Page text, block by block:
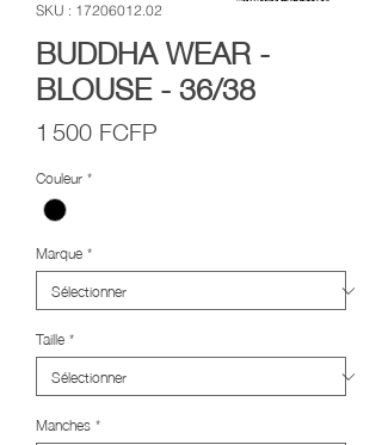
SKU : 17206012.02
BUDDHA WEAR -
BLOUSE - 36/38
1 500 FCFP
Couleur*
Marque*
Taille*
Manches*